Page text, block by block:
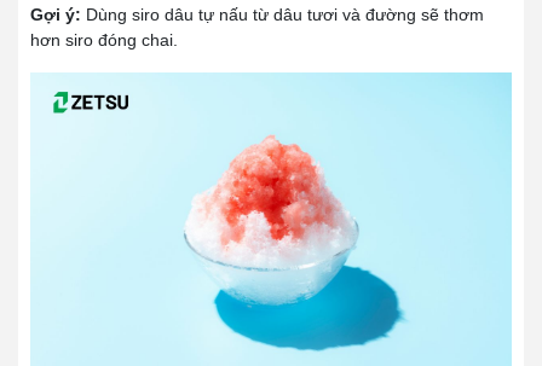
Gợi ý: Dùng siro dâu tự nấu từ dâu tươi và đường sẽ thơm
hơn siro đóng chai.